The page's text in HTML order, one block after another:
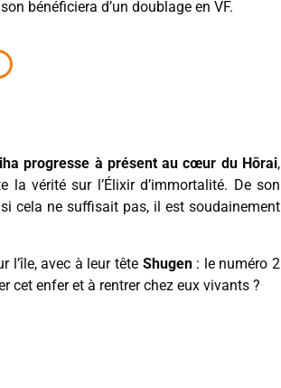
bénéficiera d’un doublage en VF.
progresse à présent au cœur du Hōrai,
vérité sur l’Élixir d’immortalité. De son
cela ne suffisait pas, il est soudainement
l’île, avec à leur tête Shugen: le numéro 2
cet enfer et à rentrer chez eux vivants ?